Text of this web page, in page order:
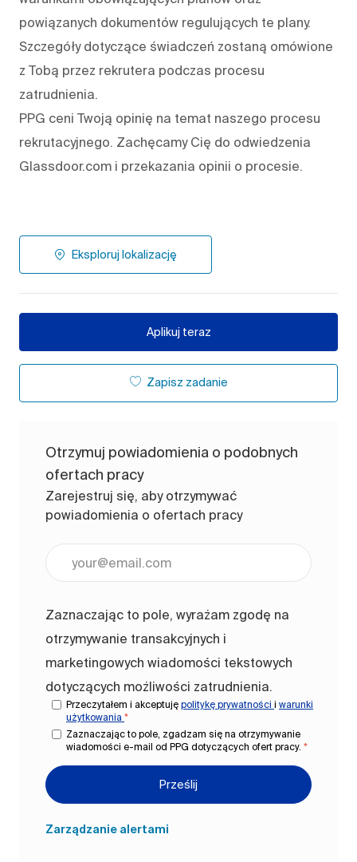
powiązanych dokumentów regulujących te plany.
Szczegóły dotyczące świadczeń zostaną omówione
z Tobą przez rekrutera podczas procesu
zatrudnienia.
PPG ceni Twoją opinię na temat naszego procesu
rekrutacyjnego. Zachęcamy Cię do odwiedzenia
Glassdoor.com i przekazania opinii o procesie.
Eksploruj lokalizację
Aplikuj teraz
Zapisz zadanie
Otrzymuj powiadomienia o podobnych
ofertach pracy
Zarejestruj się, aby otrzymywać
powiadomienia o ofertach pracy
Zaznaczając to pole, wyrażam zgodę na
otrzymywanie transakcyjnych i
marketingowych wiadomości tekstowych
dotyczących możliwości zatrudnienia.
Przeczytałem i akceptuję politykę prywatności i warunki
użytkowania *
Zaznaczając to pole, zgadzam się na otrzymywanie
wiadomości e-mail od PPG dotyczących ofert pracy. *
Prześlij
Zarządzanie alertami